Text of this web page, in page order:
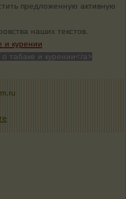
предложенную активную
наших текстов.
и курении
табаке и курении</a>